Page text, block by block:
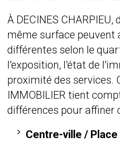
À DECINES CHARPIEU,
même surface peuvent
différentes selon le
l'exposition, l'état de
proximité des services.
IMMOBILIER tient
différences pour affiner
Centre-ville / Place